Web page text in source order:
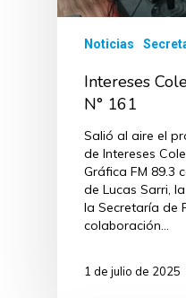
Noticias
Intereses
N° 161
Salió al aire el
de Intereses
Gráfica FM 89.3
de Lucas Sarri,
la Secretaría de
colaboración…
1 de julio de 2025